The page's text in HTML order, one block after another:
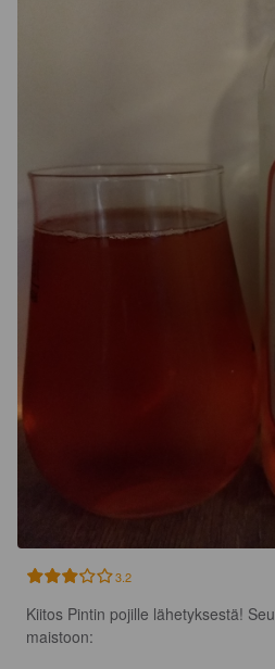
3.2
Kiitos Pintin pojille lähetyksestä!
maistoon: